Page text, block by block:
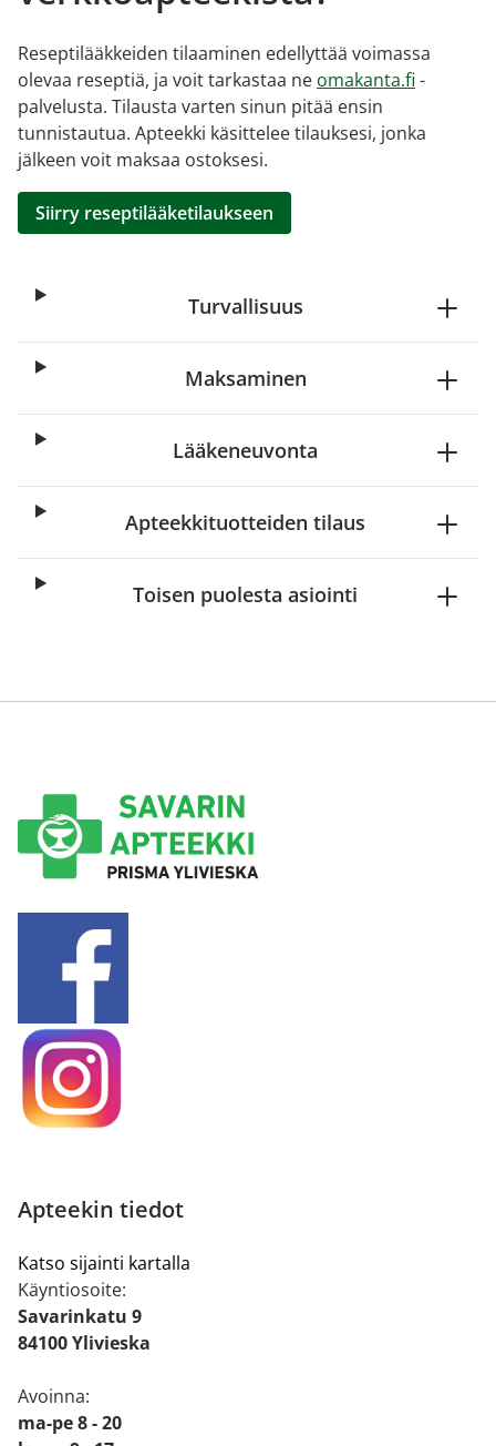
Reseptilääkkeiden tilaaminen edellyttää voimassa
olevaa reseptiä, ja voit tarkastaa ne omakanta.fi -
palvelusta. Tilausta varten sinun pitää ensin
tunnistautua. Apteekki käsittelee tilauksesi, jonka
jälkeen voit maksaa ostoksesi.
Siirry reseptilääketilaukseen
Turvallisuus
Maksaminen
Lääkeneuvonta
Apteekkituotteiden tilaus
Toisen puolesta asiointi
Apteekin tiedot
Katso sijainti kartalla
Käyntiosoite:
Savarinkatu 9
84100 Ylivieska
Avoinna:
ma-pe 8 - 20